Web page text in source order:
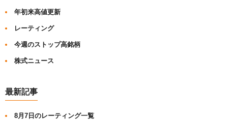
年初来高値更新
レーティング
今週のストップ高銘柄
株式ニュース
最新記事
8月7日のレーティング一覧